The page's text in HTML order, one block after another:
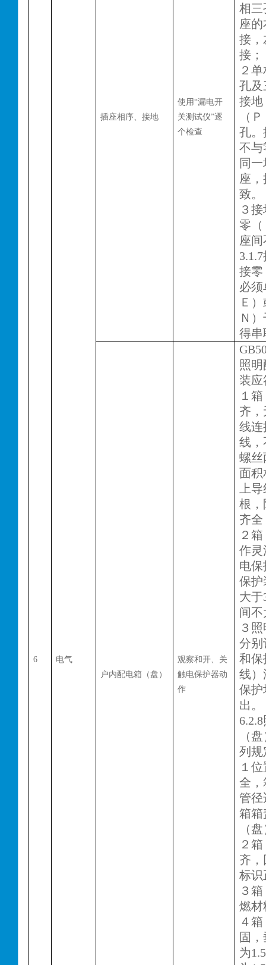
6 电气
插座相序、接地
使用“漏电开
关测试仪”逐
个检查
相三
座
接，
接；
２
孔及
接地
（
孔。
不与
同
座
致。
３
零
座
接零
必
Ｅ
Ｎ
得串
户内配电箱（盘）
观察和开、关
触电保护器动
作
照
装
１
齐
线连
线，
螺丝
面
上
根，
齐全
２
作灵
电
保护
大于
间不
３
分别
和保
线）
保护
出。
（
列规
１
全，
管径
箱
（
２
齐
标识
３
燃材
４
固
为